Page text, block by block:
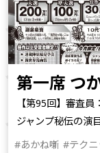
第一席 つ
【第95回】審査
ジャンプ秘伝の演
#あかね噺 #テクニ